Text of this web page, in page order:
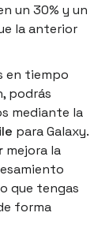
un 30% y un
la anterior
en tiempo
podrás
mediante la
para Galaxy.
mejora la
que tengas
forma